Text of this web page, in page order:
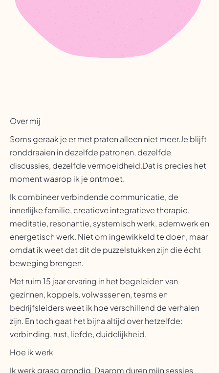
Over mij
Soms geraak je er met praten alleen niet meer.Je blijft
ronddraaien in dezelfde patronen, dezelfde
discussies, dezelfde vermoeidheid.Dat is precies het
moment waarop ik je ontmoet.
Ik combineer verbindende communicatie, de
innerlijke familie, creatieve integratieve therapie,
meditatie, resonantie, systemisch werk, ademwerk en
energetisch werk. Niet om ingewikkeld te doen, maar
omdat ik weet dat dit de puzzelstukken zijn die écht
beweging brengen.
Met ruim 15 jaar ervaring in het begeleiden van
gezinnen, koppels, volwassenen, teams en
bedrijfsleiders weet ik hoe verschillend de verhalen
zijn. En toch gaat het bijna altijd over hetzelfde:
verbinding, rust, liefde, duidelijkheid.
Hoe ik werk
Ik werk graag grondig. Daarom duren mijn sessies